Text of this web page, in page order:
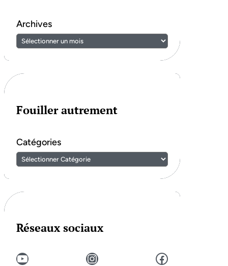
Archives
Fouiller autrement
Catégories
Réseaux sociaux
YouTube Instagram Facebook